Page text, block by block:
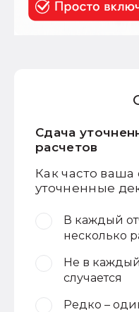
Сдача
расчетов
Как часто
уточненные
В каждый
несколько
Не в
случается
Редко –